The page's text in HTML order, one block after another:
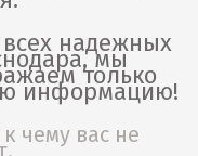
надежных
мы
только
информацию!
чему вас не